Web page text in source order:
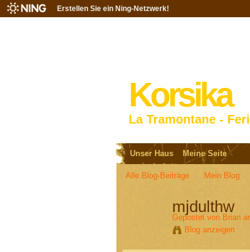
Erstellen Sie ein Ning-Netzwerk!
Korsika
La Tramontane -
Unser Haus Meine Seite
Alle Blog-Beiträge Mein Blog
mjdulthw
Gepostet von Brian
Blog anzeigen